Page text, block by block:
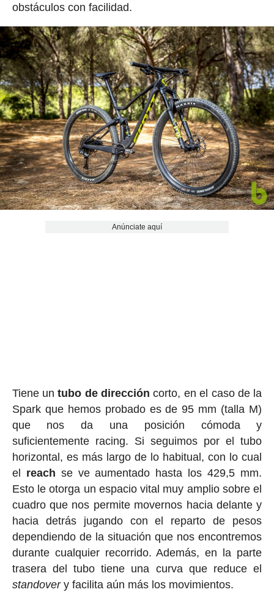
obstáculos con facilidad.
Anúnciate aquí
Tiene untubo de dirección corto, en el caso de la
Spark que hemos probado es de 95 mm (talla M)
que nos da una posición cómoda y
suficientemente racing. Si seguimos por el tubo
horizontal, es más largo de lo habitual, con lo cual
el
reach se ve aumentado hasta los 429,5 mm.
Esto le otorga un espacio vital muy amplio sobre el
cuadro que nos permite movernos hacia delante y
hacia detrás jugando con el reparto de pesos
dependiendo de la situación que nos encontremos
durante cualquier recorrido. Además, en la parte
trasera del tubo tiene una curva que reduce el
standovery facilita aún más los movimientos.